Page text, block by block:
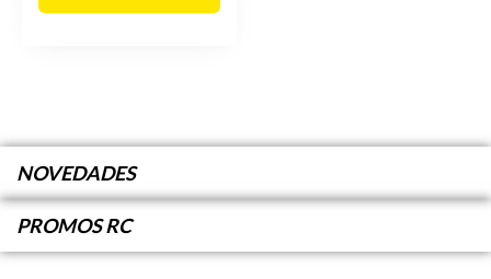
NOVEDADES
PROMOS RC